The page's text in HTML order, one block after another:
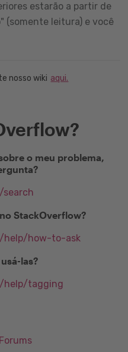
estarão a partir de
(somente leitura) e você
nosso wiki aqui.
o meu problema,
StackOverflow?
help/how-to-ask
las?
help/tagging